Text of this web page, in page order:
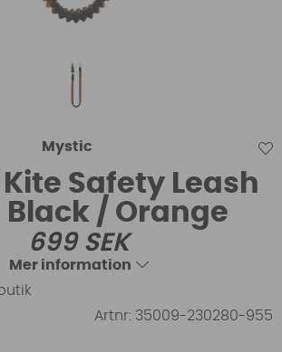
Mystic
Safety Leash
Black / Orange
699SEK
Mer information
Artnr: 35009-230280-955